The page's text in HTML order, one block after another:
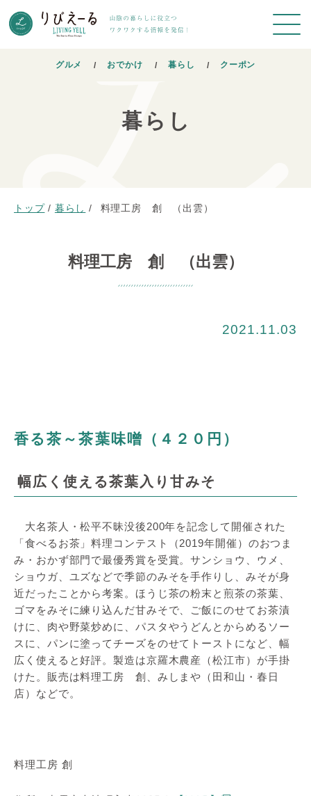
グルメ おでかけ 暮らし クーポン
暮らし
トップ / 暮らし / 料理工房 創 （出雲）
料理工房 創 （出雲）
2021.11.03
香る茶～茶葉味噌（４２０円）
幅広く使える茶葉入り甘みそ
大名茶人・松平不昧没後200年を記念して開催された
「食べるお茶」料理コンテスト（2019年開催）のおつま
み・おかず部門で最優秀賞を受賞。サンショウ、ウメ、
ショウガ、ユズなどで季節のみそを手作りし、みそが身
近だったことから考案。ほうじ茶の粉末と煎茶の茶葉、
ゴマをみそに練り込んだ甘みそで、ご飯にのせてお茶漬
けに、肉や野菜炒めに、パスタやうどんとからめるソー
スに、パンに塗ってチーズをのせてトーストになど、幅
広く使えると好評。製造は京羅木農産（松江市）が手掛
けた。販売は料理工房 創、みしまや（田和山・春日
店）などで。
料理工房 創